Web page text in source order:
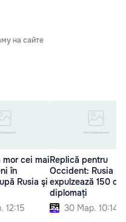
на сайте
mor cei mai
în
Rusia şi
12:15
Replică pentru
Occident: Rusia
expulzează 150 de
diplomați
30 Мар. 10:14